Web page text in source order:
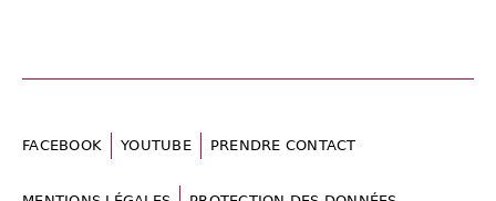
FACEBOOK YOUTUBE PRENDRE CONTACT